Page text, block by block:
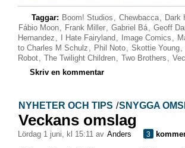
Taggar: Boom! Studios , Chewbacca, Dark
Fábio Moon, Frank Miller, Gabriel Bá, Geoff
Hernandez , I Hate Fairyland , Image Comics ,
to Charles M Schulz , Phil Noto, Skottie Young,
Robot, The Twilight Children, Two Brothers ,
Skriv en kommentar
NYHETER OCH TIPS /SNYGGA
Veckans omslag
lördag 1 juni, kl 15:11 av Anders 3